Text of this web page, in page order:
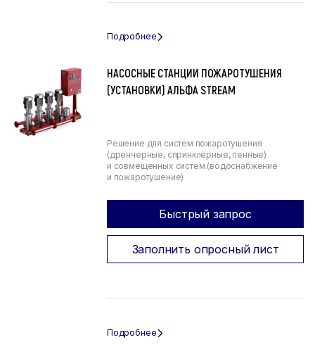
НАСОСНЫЕ СТАНЦИИ ПОЖАРОТУШЕНИЯ
(УСТАНОВКИ) АЛЬФА STREAM
Решение для систем пожаротушения
(дренчерные, спринклерные, пенные)
и совмещенных систем (водоснабжение
и пожаротушение)
Быстрый запрос
Заполнить опросный лист